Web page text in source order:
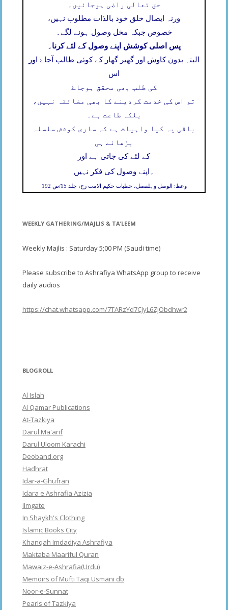
حق تعالی راضی ہوجائیں۔
ورنہ ایصال خلق خود بالذات مطلوب نہیں،
خصوص جبکہ مخل وصول ہونے لگے۔
پس اصلی کوشش اپنے وصول کے لئے کرنا۔
البتہ بدون کاوش اور گھیر گھار کے کوئی طالب آجاۓ اور
اس
کی طلب بھی محقق ہوجاۓ
تو اس کی خدمت کردینے کا بھی مضائقہ نہیں،
بلکہ طاعت ہے۔
باقی یہ کیا واہیات ہے کہ ساری کوشش سلسلہ
بڑھانے ہی
کے لئے کی جاتی ہے اور
اپنے وصول کی فکر نہیں ۔
وعظ: الوصل وہلفصل، خطبات حکیم الامت رح، جلد 15/ص 192
WEEKLY GATHERING/MAJLIS & TA’LEEM
Weekly Majlis : Saturday 5;00 PM (Saudi time)
Please subscribe to Ashrafiya WhatsApp group to receive
daily audios
https://chat.whatsapp.com/7TARzYd7CJyL6ZjObdhwr2
BLOGROLL
Al Islah
Al Qamar Publications
At-Tazkiya
Darul Ma'arif
Darul Uloom Karachi
Deoband.org
Hadhrat
Idar-a-Ghufran
Idara e Ashrafia Azizia
Ilmgate
In Shaykh's Clothing
Islamic Books City
Khanqah Imdadiya Ashrafiya
Maktaba Maariful Quran
Mawaiz-e-Ashrafia(Urdu)
Memoirs of Mufti Taqi Usmani db
Noor-e-Sunnat
Pearls of Tazkiya